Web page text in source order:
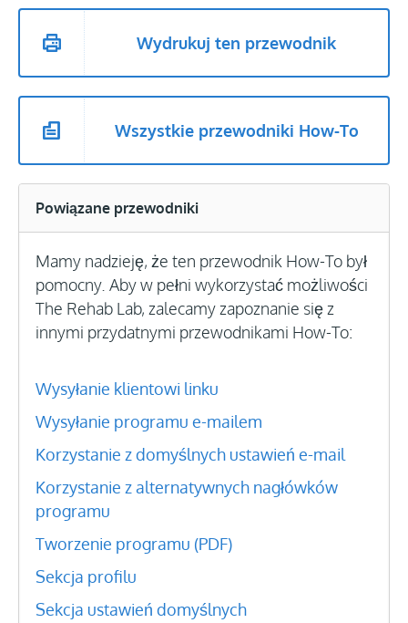
Wydrukuj ten przewodnik
Wszystkie przewodniki How-To
Powiązane przewodniki
Mamy nadzieję, że ten przewodnik How-To był
pomocny. Aby w pełni wykorzystać możliwości
The Rehab Lab, zalecamy zapoznanie się z
innymi przydatnymi przewodnikami How-To:
Wysyłanie klientowi linku
Wysyłanie programu e-mailem
Korzystanie z domyślnych ustawień e-mail
Korzystanie z alternatywnych nagłówków
programu
Tworzenie programu (PDF)
Sekcja profilu
Sekcja ustawień domyślnych